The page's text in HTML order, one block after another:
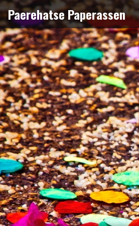
Naar
de
inhoud
springen
Paerehatse Paperassen